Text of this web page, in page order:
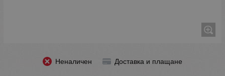
Неналичен Доставка и плащане